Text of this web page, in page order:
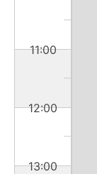
11:00
12:00
13:00